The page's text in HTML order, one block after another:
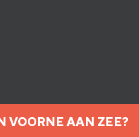
VOORNE AAN ZEE?